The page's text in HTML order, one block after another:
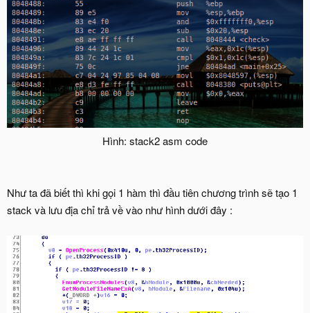
Hình: stack2 asm code​
Như ta đã biết thì khi gọi 1 hàm thì đầu tiên chương trình sẽ tạo 1
stack và lưu địa chỉ trả về vào như hình dưới đây :